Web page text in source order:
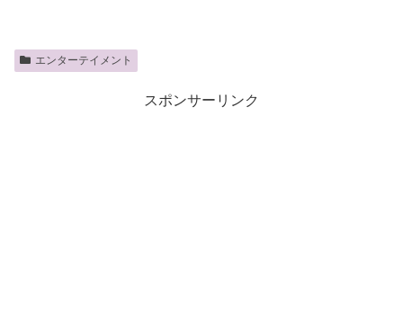
エンターテイメント
スポンサーリンク